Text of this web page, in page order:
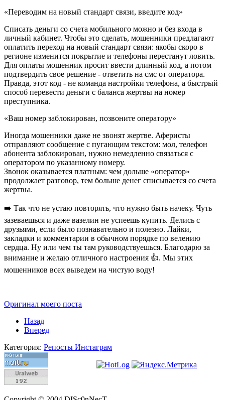
«Переводим на новый стандарт связи, введите код»
Списать деньги со счета мобильного можно и без входа в
личный кабинет. Чтобы это сделать, мошенники предлагают
оплатить переход на новый стандарт связи: якобы скоро в
регионе изменится покрытие и телефоны перестанут ловить.
Для оплаты мошенник просит ввести длинный код, а потом
подтвердить свое решение - ответить на смс от оператора.
Правда, этот код - не команда настройки телефона, а быстрый
способ перевести деньги с баланса жертвы на номер
преступника.
«Ваш номер заблокирован, позвоните оператору»
Иногда мошенники даже не звонят жертве. Аферисты
отправляют сообщение с пугающим текстом: мол, телефон
абонента заблокирован, нужно немедленно связаться с
оператором по указанному номеру.
Звонок оказывается платным: чем дольше «оператор»
продолжает разговор, тем больше денег списывается со счета
жертвы.
➡️ Так что не устаю повторять, что нужно быть начеку. Чуть
зазеваешься и даже вазелин не успеешь купить. Делись с
друзьями, если было познавательно и полезно. Лайки,
закладки и комментарии в обычном порядке по велению
сердца. Ну или чем ты там руководствуешься. Благодарю за
внимание и желаю отличного настроения 👍. Мы этих
мошенников всех выведем на чистую воду!
Оригинал моего поста
Назад
Вперед
Категория: Репосты Инстаграм